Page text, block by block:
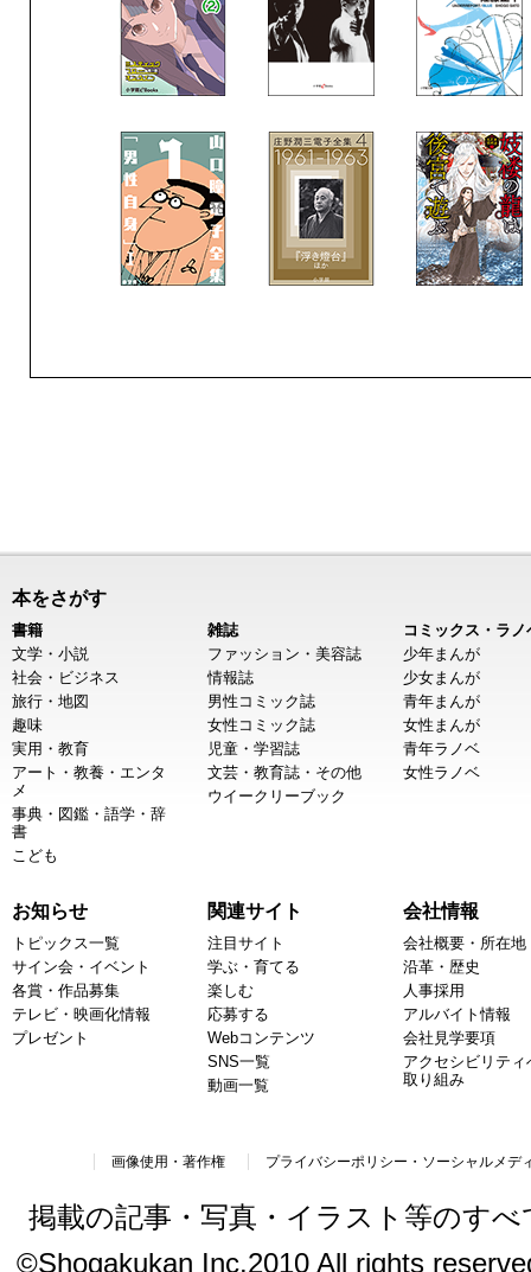
本をさがす
書籍
文学・小説
社会・ビジネス
旅行・地図
趣味
実用・教育
アート・教養・エンタ
メ
事典・図鑑・語学・辞
書
こども
雑誌
ファッション・美容誌
情報誌
男性コミック誌
女性コミック誌
児童・学習誌
文芸・教育誌・その他
ウイークリーブック
コミックス・ラノ
少年まんが
少女まんが
青年まんが
女性まんが
青年ラノベ
女性ラノベ
お知らせ
トピックス一覧
サイン会・イベント
各賞・作品募集
テレビ・映画化情報
プレゼント
関連サイト
注目サイト
学ぶ・育てる
楽しむ
応募する
Webコンテンツ
SNS一覧
動画一覧
会社情報
会社概要・所在地
沿革・歴史
人事採用
アルバイト情報
会社見学要項
アクセシビリティ
取り組み
画像使用・著作権 プライバシーポリシー・ソーシャルメデ
掲載の記事・写真・イラスト等のす
©Shogakukan Inc.2010 All rights